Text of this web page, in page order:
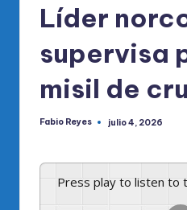
al
R
Líder
supervisa
misil de
Publicado
Fabio Reyes julio 4, 2026
Press play to listen to